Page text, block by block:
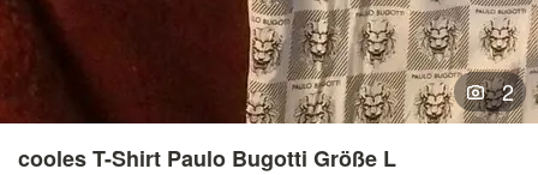
2
cooles T-Shirt Paulo Bugotti Größe L